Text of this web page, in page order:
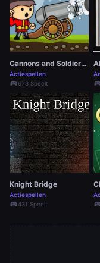
Cannons and Soldiers: Mountain Offense
Actiespellen
sports_esports673 Speelt
Knight Bridge
Actiespellen
sports_esports431 Speelt